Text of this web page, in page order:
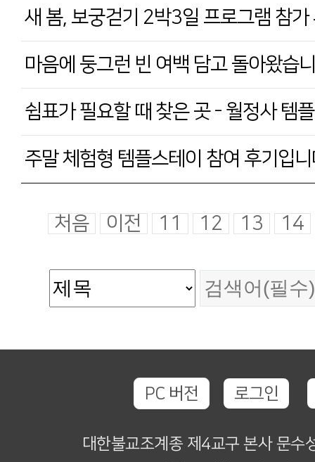
새 봄, 보궁걷기 2박3일 프로그램 참
마음에 둥그런 빈 여백 담고 돌아왔습
쉼표가 필요할 때 찾은 곳 - 월정사 템
주말 체험형 템플스테이 참여 후기입
처음 이전 11 12 13 14
PC 버전 로그인
대한불교조계종 제4교구 본사 문수